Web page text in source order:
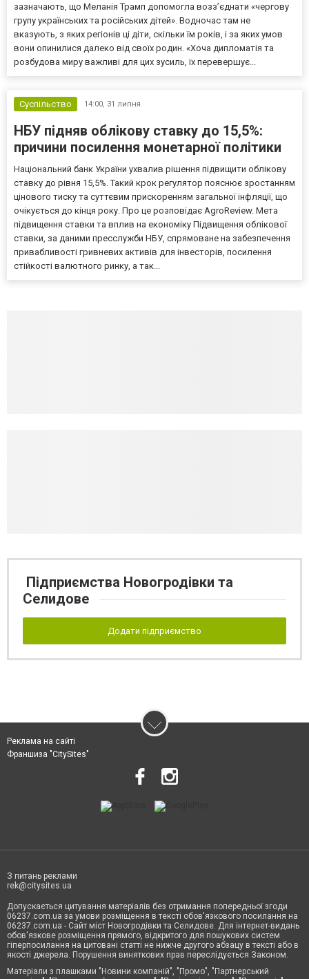
зазначають, що Меланія Трамп допомогла возз’єднати «чергову
групу українських та російських дітей». Водночас там не
вказують, з яких регіонів ці діти, скільки їм років, і за яких умов
вони опинилися далеко від своїх родин. «Хоча дипломатія та
розбудова миру важливі для цих зусиль, їх перевершує...
Суспільство 14:00, 31 липня
НБУ підняв облікову ставку до 15,5%:
причини посилення монетарної політики
Національний банк України ухвалив рішення підвищити облікову
ставку до рівня 15,5%. Такий крок регулятор пояснює зростанням
цінового тиску та суттєвим прискоренням загальної інфляції, що
очікується до кінця року. Про це розповідає AgroReview. Мета
підвищення ставки та вплив на економіку Підвищення облікової
ставки, за даними пресслужби НБУ, спрямоване на забезпечення
привабливості гривневих активів для інвесторів, посилення
стійкості валютного ринку, а так...
Підприємства Новогродівки та
Селидове
Додати підприємство
Реклама на сайті
Франшиза "CitySites"
З питань реклами
rek@citysites.ua
Допускається цитування матеріалів без отримання попередньої згоди
06237.com.ua за умови розміщення в тексті обов'язкового посилання на
06237.com.ua - Сайт міст Новогродівки та Селидове. Для інтернет-видань
обов'язкове розміщення прямого, відкритого для пошукових систем
гіперпосилання на цитовані статті не нижче другого абзацу в тексті або в
якості джерела. Порушення виняткових прав переслідується Законом.
Матеріали з плашками "Новини компаній", "Промо", "Партнерський